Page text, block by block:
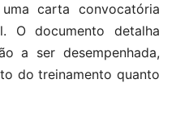
carta convocatória
O documento detalha
a ser desempenhada,
do treinamento quanto